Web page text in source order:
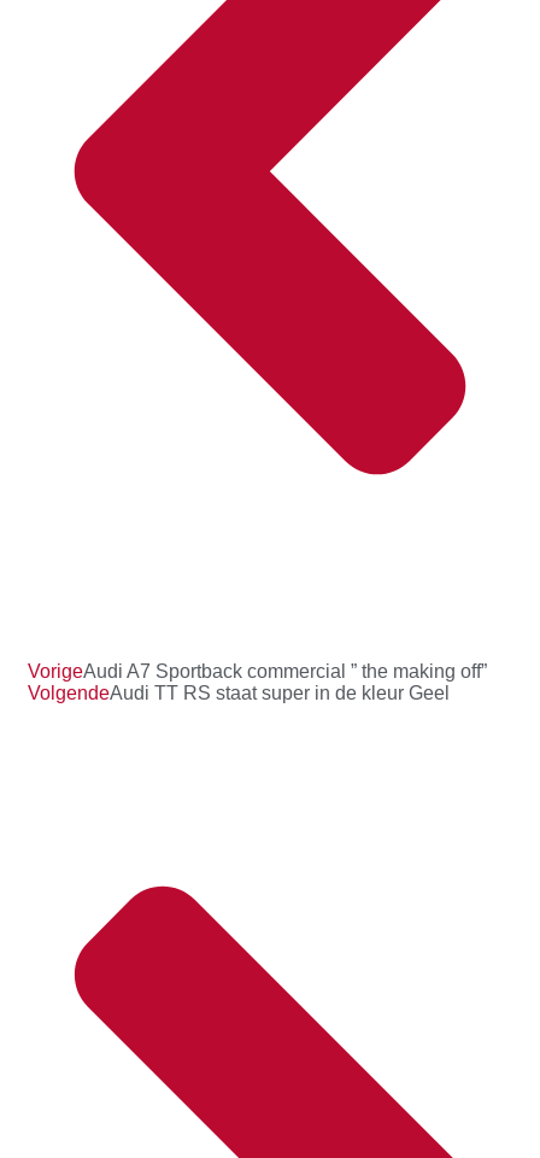
VorigeAudi A7 Sportback commercial ” the making off”
VolgendeAudi TT RS staat super in de kleur Geel